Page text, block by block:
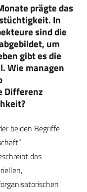
prägte das
In
sind die
um
gibt es die
Wie managen
Differenz
beiden Begriffe
das